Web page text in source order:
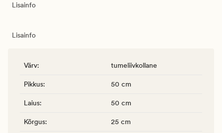
Lisainfo
Lisainfo
Värv: tumeliivkollane
Pikkus: 50 cm
Laius: 50 cm
Kõrgus: 25 cm